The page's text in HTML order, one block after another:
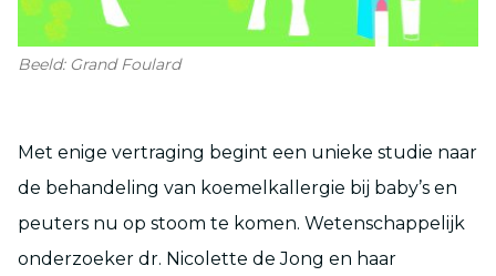
Beeld: Grand Foulard
Met enige vertraging begint een unieke studie naar
de behandeling van koemelkallergie bij baby’s en
peuters nu op stoom te komen. Wetenschappelijk
onderzoeker dr. Nicolette de Jong en haar